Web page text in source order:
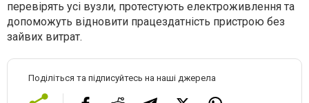
перевірять усі вузли, протестують електроживлення та
допоможуть відновити працездатність пристрою без
зайвих витрат.
Поділіться та підписуйтесь на наші джерела